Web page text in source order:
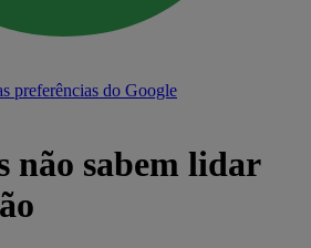
preferências do Google
não sabem lidar